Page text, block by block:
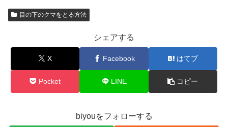
目の下のクマをとる方法
シェアする
X Facebook はてブ
Pocket LINE コピー
biyouをフォローする